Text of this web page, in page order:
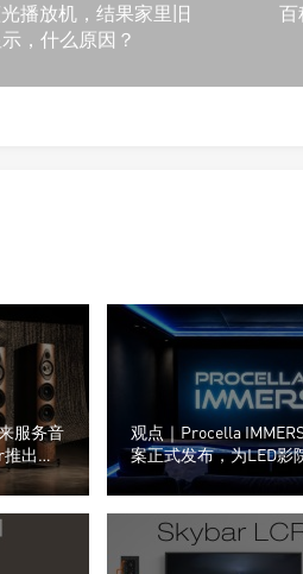
播放机，结果家里旧
，什么原因？
百
服务音
推出了
列音箱
观点｜Procella
案正式发布，为LED影
新设计声音系统